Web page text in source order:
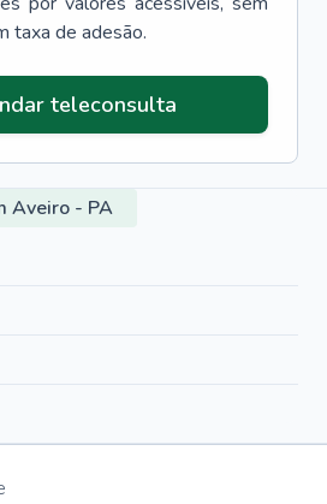
taxa de adesão.
teleconsulta
Aveiro - PA